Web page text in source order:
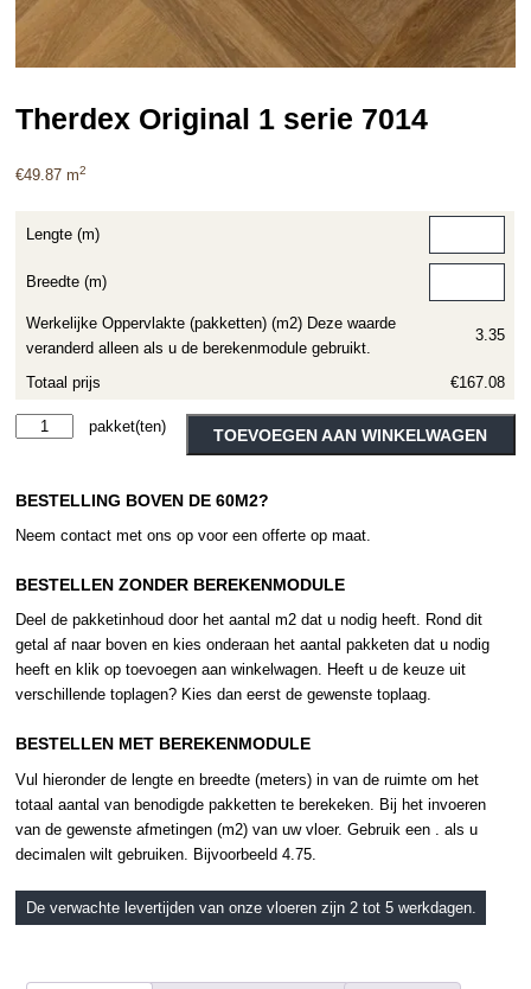
Therdex Original 1 serie 7014
€49.87 m2
Lengte (m)
Breedte (m)
Werkelijke Oppervlakte (pakketten) (m2) Deze waarde
veranderd alleen als u de berekenmodule gebruikt.
3.35
Totaal prijs €167.08
Therdex
serie
7014
TOEVOEGEN AAN WINKELWAGEN
Alternative:
BESTELLING BOVEN DE 60M2?
Neem contact met ons op voor een offerte op maat.
BESTELLEN ZONDER BEREKENMODULE
Deel de pakketinhoud door het aantal m2 dat u nodig heeft. Rond dit
getal af naar boven en kies onderaan het aantal pakketen dat u nodig
heeft en klik op toevoegen aan winkelwagen. Heeft u de keuze uit
verschillende toplagen? Kies dan eerst de gewenste toplaag.
BESTELLEN MET BEREKENMODULE
Vul hieronder de lengte en breedte (meters) in van de ruimte om het
totaal aantal van benodigde pakketten te berekeken. Bij het invoeren
van de gewenste afmetingen (m2) van uw vloer. Gebruik een . als u
decimalen wilt gebruiken. Bijvoorbeeld 4.75.
De verwachte levertijden van onze vloeren zijn 2 tot 5 werkdagen.